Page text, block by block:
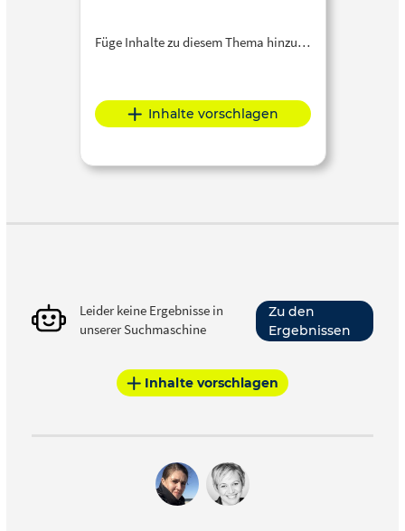
Füge Inhalte zu diesem Thema hinzu…
Inhalte vorschlagen
Leider keine Ergebnisse in
unserer Suchmaschine
Zu den
Ergebnissen
Inhalte vorschlagen